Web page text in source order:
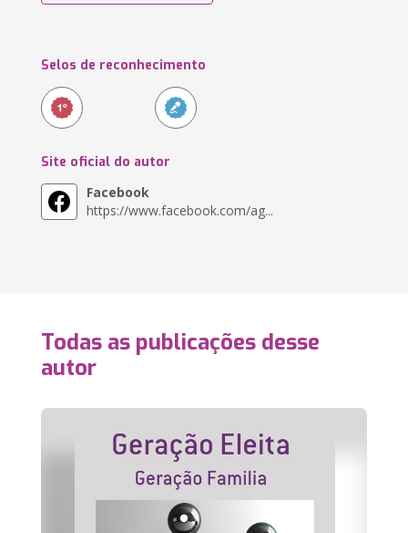
Selos de reconhecimento
Site oficial do autor
Facebook
https://www.facebook.com/ag...
Todas as publicações desse
autor